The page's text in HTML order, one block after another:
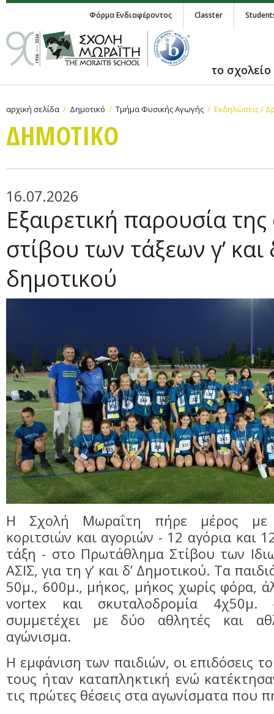
Φόρμα Ενδιαφέροντος Classter
το σχολείο
αρχική σελίδα Δημοτικό Τμήμα Φυσικής Αγωγής Εκδηλώσεις /
ΔΗΜΟΤΙΚΟ
16.07.2026
Εξαιρετική παρουσία
στίβου των τάξεων γ’ και
δημοτικού
Η Σχολή Μωραΐτη πήρε μέρος με
κοριτσιών και αγοριών - 12 αγόρια και
τάξη - στο Πρωτάθλημα Στίβου των
ΑΣΙΣ, για τη γ’ και δ’ Δημοτικού. Τα
50μ., 600μ., μήκος, μήκος χωρίς φόρα,
vortex και σκυταλοδρομία 4χ50μ.
συμμετέχει με δύο αθλητές και
αγώνισμα.
Η εμφάνιση των παιδιών, οι επιδόσεις
τους ήταν καταπληκτική ενώ
τις πρώτες θέσεις στα αγωνίσματα που